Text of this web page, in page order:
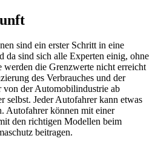
sind ein erster Schritt in eine
da sind sich alle Experten einig, ohne
werden die Grenzwerte nicht erreicht
des Verbrauches und der
von der Automobilindustrie ab
selbst. Jeder Autofahrer kann etwas
Autofahrer können mit einer
den richtigen Modellen beim
beitragen.